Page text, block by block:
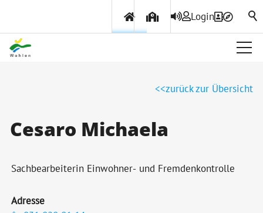
Login
Politik & Verwaltung
Themen & Services
zurück zur Übersicht
Cesaro Michaela
Sachbearbeiterin Einwohner- und Fremdenkontrolle
Adresse